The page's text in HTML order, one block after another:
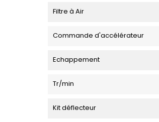
Filtre à Air
Commande d'accélérateur
Echappement
Tr/min
Kit déflecteur